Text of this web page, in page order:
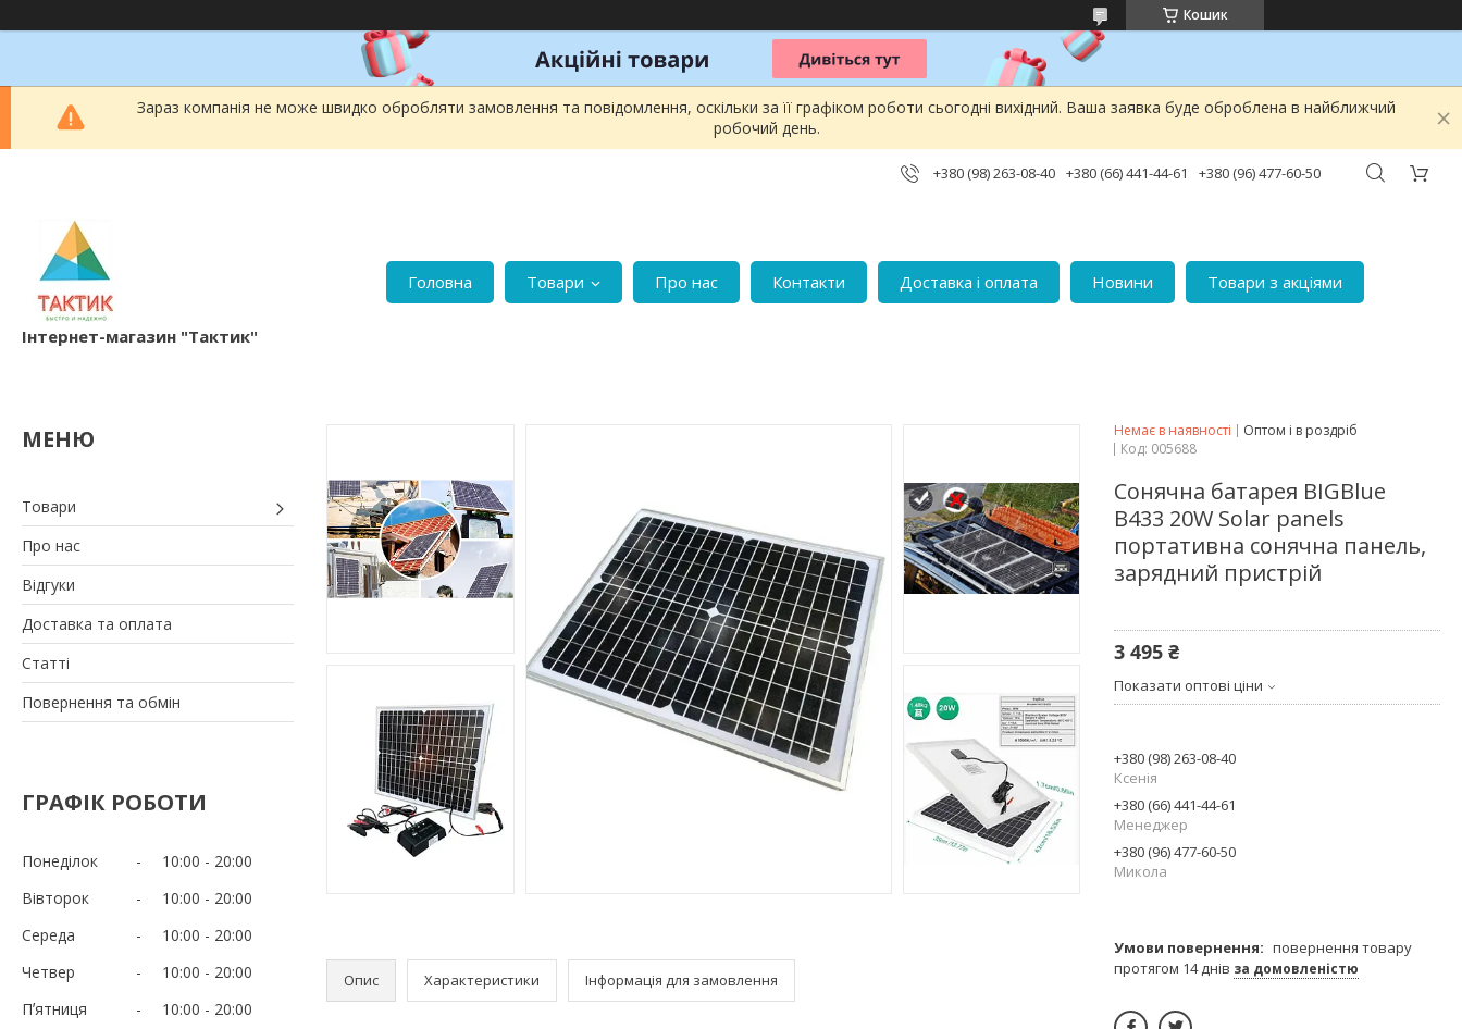
Кошик
Зараз компанія не може швидко обробляти замовлення та повідомлення, оскільки за її графіком роботи сьогодні вихідний. Ваша заявка буде оброблена в найближчий
робочий день.
+380 (98) 263-08-40 +380 (66) 441-44-61 +380 (96) 477-60-50
Інтернет-магазин "Тактик"
Головна Товари Про нас Контакти Доставка і оплата Новини Товари з акціями
Товари
Про нас
Відгуки
Доставка та оплата
Статті
Повернення та обмін
ГРАФІК РОБОТИ
Понеділок 10:00
20:00
Вівторок
10:00
20:00
Середа
10:00
20:00
Четвер
10:00
20:00
Пʼятниця
10:00
20:00
Опис Характеристики Інформація для замовлення
Немає в наявності
Оптом і в роздріб
Код: 005688
Сонячна батарея BIGBlue
B433 20W Solar panels
портативна сонячна панель,
зарядний пристрій
3 495 ₴
Показати оптові ціни
+380 (98) 263-08-40
Ксенія
+380 (66) 441-44-61
Менеджер
+380 (96) 477-60-50
Микола
повернення товару
протягом 14 днів за домовленістю